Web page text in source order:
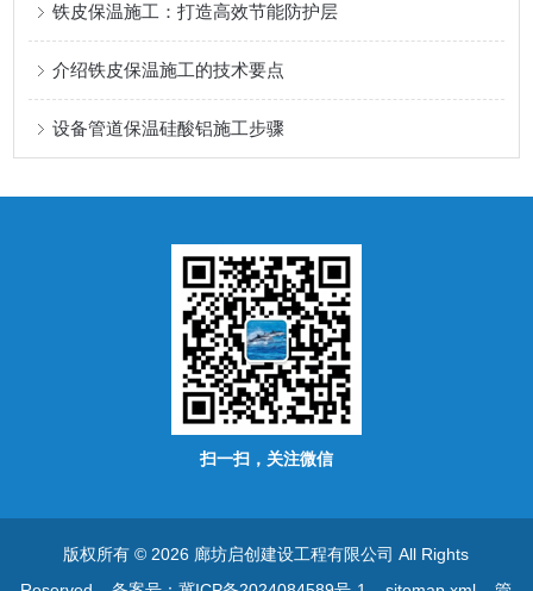
铁皮保温施工：打造高效节能防护层
介绍铁皮保温施工的技术要点
设备管道保温硅酸铝施工步骤
扫一扫，关注微信
版权所有 © 2026 廊坊启创建设工程有限公司 All Rights